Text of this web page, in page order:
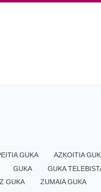
GUKA AZKOITIA
GUKA GUKA
GUKA ZUMAIA GUKA